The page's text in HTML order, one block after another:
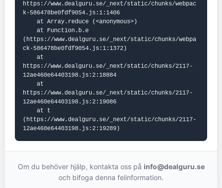
https://www.dealguru.se/_next/static/chunks/webpac
k-586478be0fdf9054.js:1:1406
(https://www.dealguru.se/_next/static/chunks/webpa
ck-586478be0fdf9054.js:1:1372)
https://www.dealguru.se/_next/static/chunks/2117-
12ae460e64403198.js:2:18884
https://www.dealguru.se/_next/static/chunks/2117-
12ae460e64403198.js:2:19086
(https://www.dealguru.se/_next/static/chunks/2117-
12ae460e64403198.js:2:19289)
Om du behöver hjälp, kontakta oss på info@dealguru.se
och bifoga denna felinformation.